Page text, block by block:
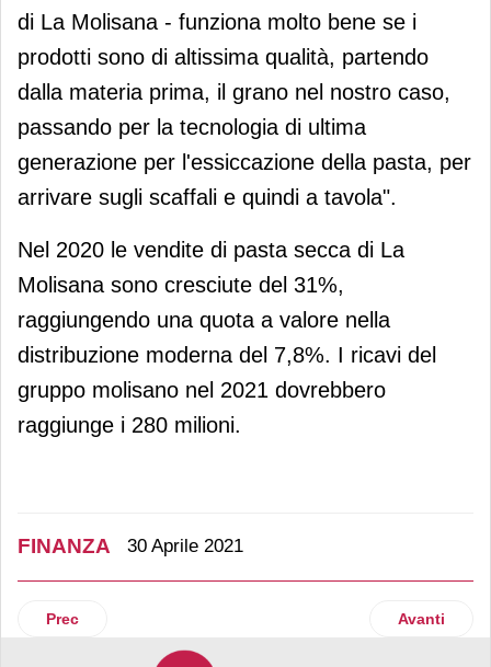
di La Molisana - funziona molto bene se i
prodotti sono di altissima qualità, partendo
dalla materia prima, il grano nel nostro caso,
passando per la tecnologia di ultima
generazione per l'essiccazione della pasta, per
arrivare sugli scaffali e quindi a tavola".
Nel 2020 le vendite di pasta secca di La
Molisana sono cresciute del 31%,
raggiungendo una quota a valore nella
distribuzione moderna del 7,8%. I ricavi del
gruppo molisano nel 2021 dovrebbero
raggiunge i 280 milioni.
FINANZA 30 Aprile 2021
Articolo precedente: Carioca disegna un ottimo bilancio
Prec Articolo
Avanti